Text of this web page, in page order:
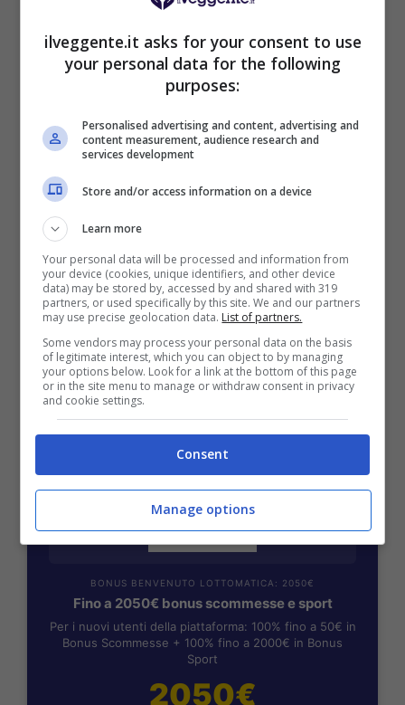
Bonus 50€ senza deposito sport + fino a 50€ di
200€
Mostra Informazioni
BONUS BENVENUTO GOLDBET: 2.050€
Fino a 2050€ sport e casino
Per i nuovi registrati: 100% fino a 2.000€ in Bonus
Scommesse + 50% del primo deposito fino a 50€
2050€
BONUS BENVENUTO LOTTOMATICA: 2050€
Fino a 2050€ bonus scommesse e sport
Per i nuovi utenti della piattaforma: 100% fino a 50€ in
Bonus Scommesse + 100% fino a 2000€ in Bonus
Sport
2050€
ilveggente.it asks for your consent to use
your personal data for the following
purposes:
Personalised advertising and content, advertising and
content measurement, audience research and
services development
Store and/or access information on a device
Learn more
Your personal data will be processed and information from
your device (cookies, unique identifiers, and other device
data) may be stored by, accessed by and shared with 319
partners, or used specifically by this site. We and our partners
may use precise geolocation data. List of partners.
Some vendors may process your personal data on the basis
of legitimate interest, which you can object to by managing
your options below. Look for a link at the bottom of this page
or in the site menu to manage or withdraw consent in privacy
and cookie settings.
Consent
Manage options